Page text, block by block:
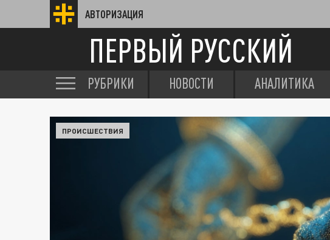
АВТОРИЗАЦИЯ
ПЕРВЫЙ РУССКИЙ
РУБРИКИ НОВОСТИ АНАЛИТИКА
ПРОИСШЕСТВИЯ